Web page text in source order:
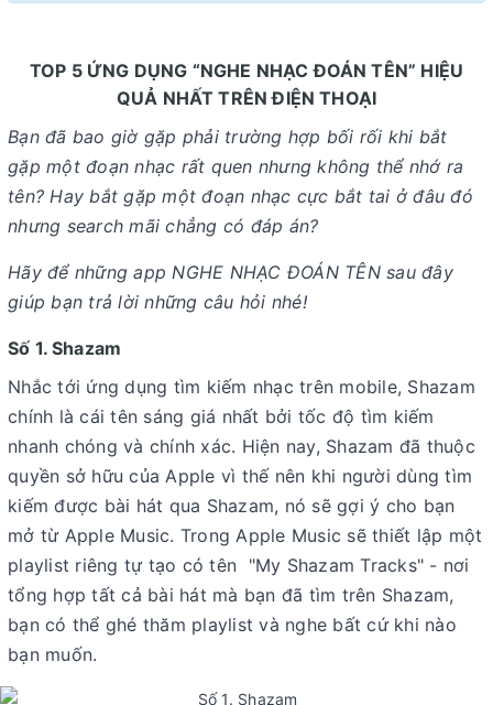
TOP 5 ỨNG DỤNG “NGHE NHẠC ĐOÁN TÊN” HIỆU
QUẢ NHẤT TRÊN ĐIỆN THOẠI
Bạn đã bao giờ gặp phải trường hợp bối rối khi bắt
gặp một đoạn nhạc rất quen nhưng không thể nhớ ra
tên? Hay bắt gặp một đoạn nhạc cực bắt tai ở đâu đó
nhưng search mãi chẳng có đáp án?
Hãy để những app NGHE NHẠC ĐOÁN TÊN sau đây
giúp bạn trả lời những câu hỏi nhé!
Số 1. Shazam
Nhắc tới ứng dụng tìm kiếm nhạc trên mobile, Shazam
chính là cái tên sáng giá nhất bởi tốc độ tìm kiếm
nhanh chóng và chính xác. Hiện nay, Shazam đã thuộc
quyền sở hữu của Apple vì thế nên khi người dùng tìm
kiếm được bài hát qua Shazam, nó sẽ gợi ý cho bạn
mở từ Apple Music. Trong Apple Music sẽ thiết lập một
playlist riêng tự tạo có tên "My Shazam Tracks" - nơi
tổng hợp tất cả bài hát mà bạn đã tìm trên Shazam,
bạn có thể ghé thăm playlist và nghe bất cứ khi nào
bạn muốn.